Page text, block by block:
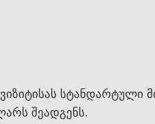
შეადგენს.